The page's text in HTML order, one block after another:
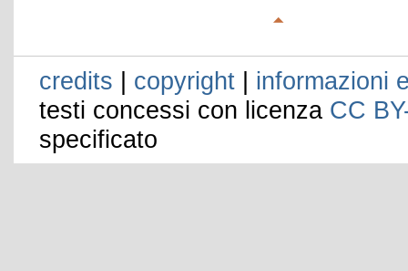
credits | copyright | informazioni
testi concessi con licenza CC
specificato